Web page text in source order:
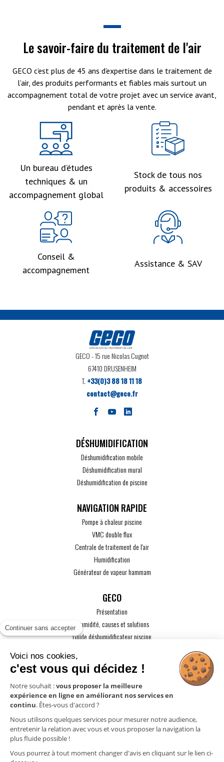
Continuer sans accepter
Voici nos cookies,
c'est vous qui décidez !
Notre souhait :vous proposer la meilleure
expérience en ligne en améliorant nos services en
continu. Êtes-vous d'accord ?
Nous utilisons quelques services pour mesurer notre audience,
entretenir la relation avec vous et vous proposer la navigation la
plus fluide possible !
Vous pourrez à tout moment changer d'avis en cliquant sur le lien ci-
Le savoir-faire du traitement de l'air
GECO c’est plus de 45 ans d’expertise dans le traitement de
l’air, des produits performants et fiables mais surtout un
accompagnement total de votre projet avec un service avant,
pendant et après la vente.
Un bureau d’études
techniques & un
accompagnement global
Stock de tous nos
produits & accessoires
Conseil &
accompagnement
Assistance & SAV
GECO- 15 rue Nicolas Cugnot
67410 DRUSENHEIM
T. +33(0)3 88 18 11 18
contact@geco.fr
DÉSHUMIDIFICATION
Déshumidification mobile
Déshumidification mural
Déshumidification de piscine
Pompe à chaleur piscine
VMC double flux
Centrale de traitement de l'air
Humidification
Générateur de vapeur hammam
GECO
Présentation
L'humidité, causes et solutions
Guide déshumidificateur piscine
Guide VMC
ACTUALITÉS
CONTACT
ESPACE PRO
Mentions légales
Politique de confidentialité